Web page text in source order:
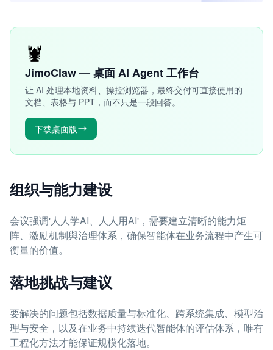
🦞
JimoClaw — 桌面 AI Agent 工作台
让 AI 处理本地资料、操控浏览器，最终交付可直接使用的
文档、表格与 PPT，而不只是一段回答。
下载桌面版
组织与能力建设
会议强调'人人学AI、人人用AI'，需要建立清晰的能力矩
阵、激励机制與治理体系，确保智能体在业务流程中产生可
衡量的价值。
落地挑战与建议
要解决的问题包括数据质量与标准化、跨系统集成、模型治
理与安全，以及在业务中持续迭代智能体的评估体系，唯有
工程化方法才能保证规模化落地。